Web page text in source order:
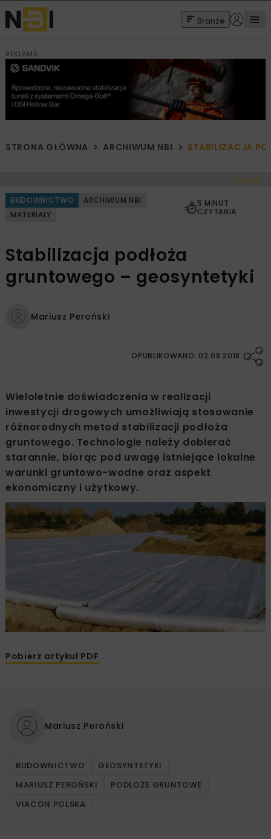
Branże
REKLAMA
STRONA GŁÓWNA ARCHIWUM NBI STABILIZACJA
< Cofnij
BUDOWNICTWO
ARCHIWUM NBI
MATERIAŁY
5 MINUT
CZYTANIA
Stabilizacja podłoża
gruntowego – geosyntetyki
Mariusz Peroński
OPUBLIKOWANO: 02.08.2018
Wieloletnie doświadczenia w realizacji
inwestycji drogowych umożliwiają stosowanie
różnorodnych metod stabilizacji podłoża
gruntowego. Technologie należy dobierać
starannie, biorąc pod uwagę istniejące lokalne
warunki gruntowo-wodne oraz aspekt
ekonomiczny i użytkowy.
Pobierz artykuł PDF
Mariusz Peroński
BUDOWNICTWO
GEOSYNTETYKI
MARIUSZ PEROŃSKI
PODŁOŻE GRUNTOWE
VIACON POLSKA